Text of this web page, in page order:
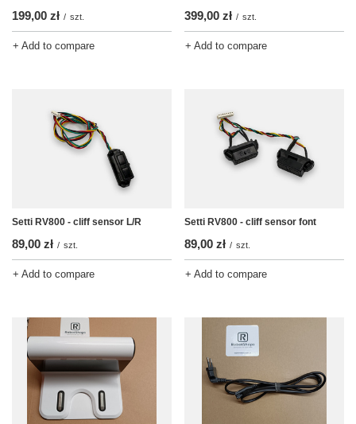
199,00 zł / szt.
+ Add to compare
399,00 zł / szt.
+ Add to compare
Setti RV800 - cliff sensor L/R
89,00 zł / szt.
+ Add to compare
Setti RV800 - cliff sensor font
89,00 zł / szt.
+ Add to compare